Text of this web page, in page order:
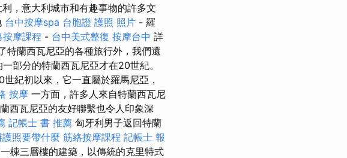
，意大利城市和有趣事物的許多文
台中按摩spa 台胞證 護照 照片 - 羅
按摩課程 - 台中美式整復 按摩台中 詳
特蘭西瓦尼亞的各種旅行外，我們還
部分的特蘭西瓦尼亞才在20世紀。
世紀初以來，它一直屬於羅馬尼亞，
按摩 一方面，許多人來自特蘭西瓦尼
西瓦尼亞的友好聯繫也令人印象深
記帳士 書 推薦 匈牙利男子返回特蘭
護照要帶什麼 筋絡按摩課程 記帳士 報
棟三層樓的建築，以傳統的克里特式